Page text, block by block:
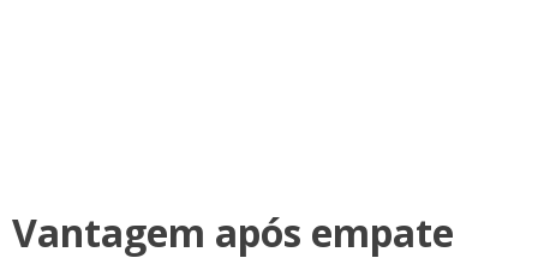
Vantagem após empate